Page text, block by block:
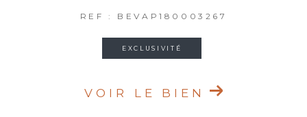
REF : BEVAP180003267
EXCLUSIVITÉ
VOIR LE BIEN